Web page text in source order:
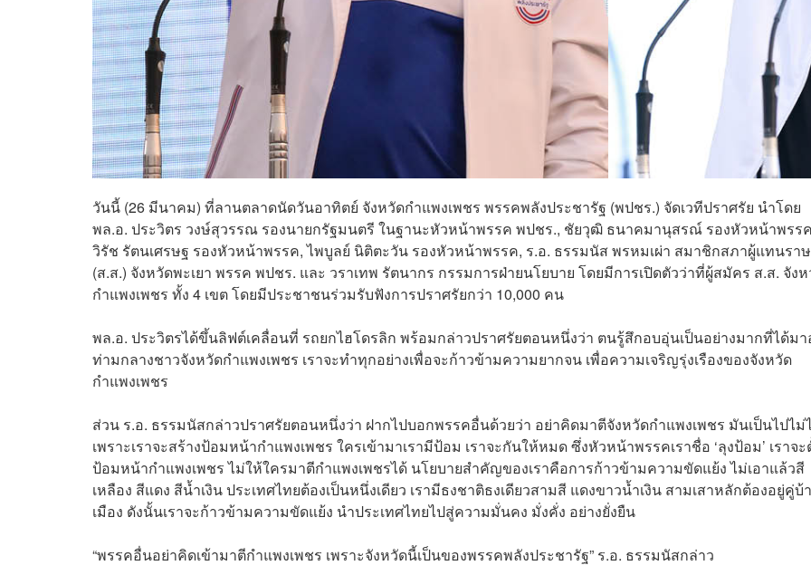
วันนี้ (26 มีนาคม) ที่ลานตลาดนัดวันอาทิตย์ จังหวัดกำแพงเพชร พรรคพลังประชารัฐ (พปชร.) จัดเวทีปราศรัย นำโดย
พล.อ. ประวิตร วงษ์สุวรรณ รองนายกรัฐมนตรี ในฐานะหัวหน้าพรรค พปชร., ชัยวุฒิ ธนาคมานุสรณ์ รองหัวหน้าพรร
วิรัช รัตนเศรษฐ รองหัวหน้าพรรค, ไพบูลย์ นิติตะวัน รองหัวหน้าพรรค, ร.อ. ธรรมนัส พรหมเผ่า สมาชิกสภาผู้แทนรา
(ส.ส.) จังหวัดพะเยา พรรค พปชร. และ วราเทพ รัตนากร กรรมการฝ่ายนโยบาย โดยมีการเปิดตัวว่าที่ผู้สมัคร ส.ส. จัง
กำแพงเพชร ทั้ง 4 เขต โดยมีประชาชนร่วมรับฟังการปราศรัยกว่า 10,000 คน
พล.อ. ประวิตรได้ขึ้นลิฟต์เคลื่อนที่ รถยกไฮโดรลิก พร้อมกล่าวปราศรัยตอนหนึ่งว่า ตนรู้สึกอบอุ่นเป็นอย่างมากที่ได้มา
ท่ามกลางชาวจังหวัดกำแพงเพชร เราจะทำทุกอย่างเพื่อจะก้าวข้ามความยากจน เพื่อความเจริญรุ่งเรืองของจังหวัด
กำแพงเพชร
ส่วน ร.อ. ธรรมนัสกล่าวปราศรัยตอนหนึ่งว่า ฝากไปบอกพรรคอื่นด้วยว่า อย่าคิดมาตีจังหวัดกำแพงเพชร มันเป็นไปไม่
เพราะเราจะสร้างป้อมหน้ากำแพงเพชร ใครเข้ามาเรามีป้อม เราจะกันให้หมด ซึ่งหัวหน้าพรรคเราชื่อ ‘ลุงป้อม’ เราจะ
ป้อมหน้ากำแพงเพชร ไม่ให้ใครมาตีกำแพงเพชรได้ นโยบายสำคัญของเราคือการก้าวข้ามความขัดแย้ง ไม่เอาแล้วสี
เหลือง สีแดง สีน้ำเงิน ประเทศไทยต้องเป็นหนึ่งเดียว เรามีธงชาติธงเดียวสามสี แดงขาวน้ำเงิน สามเสาหลักต้องอยู่คู่บ้
เมือง ดังนั้นเราจะก้าวข้ามความขัดแย้ง นำประเทศไทยไปสู่ความมั่นคง มั่งคั่ง อย่างยั่งยืน
“พรรคอื่นอย่าคิดเข้ามาตีกำแพงเพชร เพราะจังหวัดนี้เป็นของพรรคพลังประชารัฐ” ร.อ. ธรรมนัสกล่าว